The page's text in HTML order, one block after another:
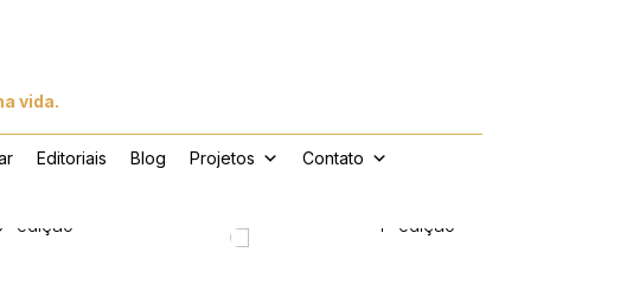
vida.
Editoriais Blog Projetos Contato
edição 4ª edição